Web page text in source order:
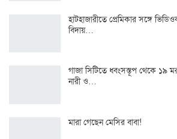
হাটহাজারীতে প্রেমিকার সঙ্গে
বিদায়…
গাজা সিটিতে ধ্বংসস্তূপ থেকে ১৯
নারী ও…
মারা গেছেন মেসির বাবা!